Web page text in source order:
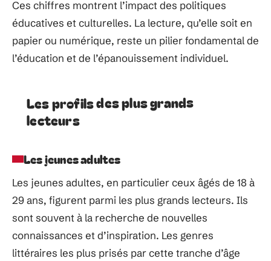
Ces chiffres montrent l’impact des politiques
éducatives et culturelles. La lecture, qu’elle soit en
papier ou numérique, reste un pilier fondamental de
l’éducation et de l’épanouissement individuel.
Les profils des plus grands
lecteurs
Les jeunes adultes
Les jeunes adultes, en particulier ceux âgés de 18 à
29 ans, figurent parmi les plus grands lecteurs. Ils
sont souvent à la recherche de nouvelles
connaissances et d’inspiration. Les genres
littéraires les plus prisés par cette tranche d’âge